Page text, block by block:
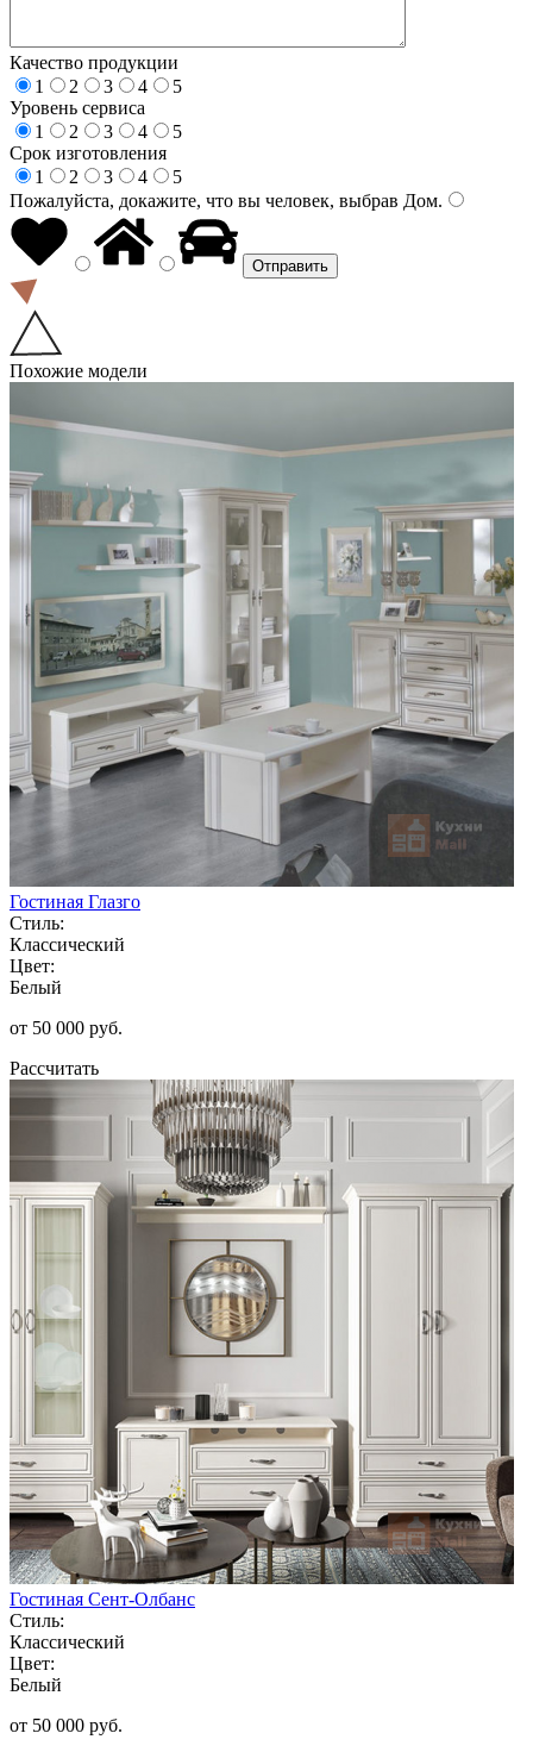
Качество продукции
1
2 3 4
5
Уровень сервиса
1
2 3 4
5
Срок изготовления
1
2 3 4
5
Пожалуйста, докажите, что вы человек, выбрав Дом.
Похожие модели
Гостиная Глазго
Стиль:
Классический
Цвет:
Белый
от 50 000 руб.
Рассчитать
Гостиная Сент-Олбанс
Стиль:
Классический
Цвет:
Белый
от 50 000 руб.